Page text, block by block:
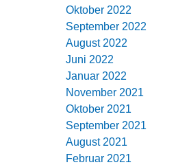
Oktober 2022
September 2022
August 2022
Juni 2022
Januar 2022
November 2021
Oktober 2021
September 2021
August 2021
Februar 2021